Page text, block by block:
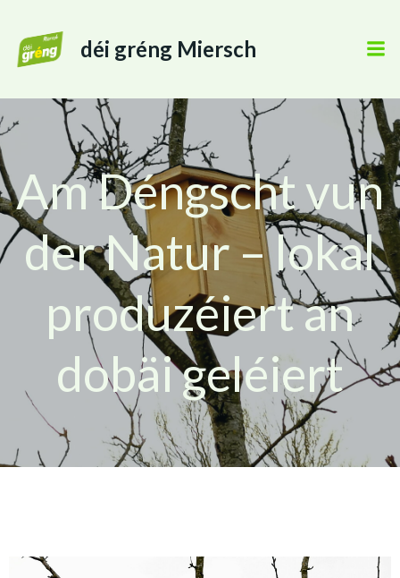
déi gréng Miersch
Am Déngscht vun
der Natur – lokal
produzéiert an
dobäi geléiert